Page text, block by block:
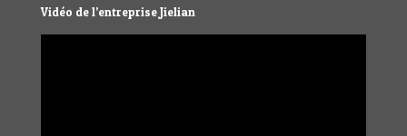
Vidéo de l’entreprise Jielian